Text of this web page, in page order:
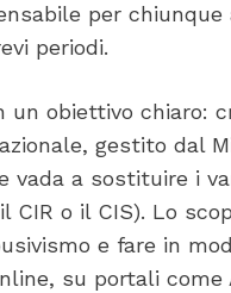
per
periodi.
un obiettivo chiaro:
gestito dal
vada a sostituire i
CIR o il CIS). Lo
e fare in
su portali come